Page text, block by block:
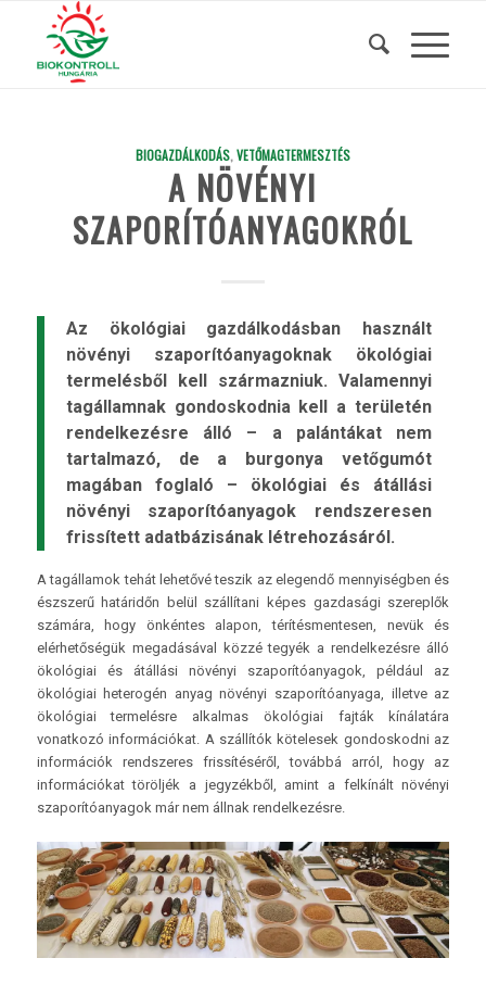
BIOGAZDÁLKODÁS, VETŐMAGTERMESZTÉS
A NÖVÉNYI
SZAPORÍTÓANYAGOKRÓL
Az ökológiai gazdálkodásban használt
növényi szaporítóanyagoknak ökológiai
termelésből kell származniuk. Valamennyi
tagállamnak gondoskodnia kell a területén
rendelkezésre álló – a palántákat nem
tartalmazó, de a burgonya vetőgumót
magában foglaló – ökológiai és átállási
növényi szaporítóanyagok rendszeresen
frissített adatbázisának létrehozásáról.
A tagállamok tehát lehetővé teszik az elegendő mennyiségben és
észszerű határidőn belül szállítani képes gazdasági szereplők
számára, hogy önkéntes alapon, térítésmentesen, nevük és
elérhetőségük megadásával közzé tegyék a rendelkezésre álló
ökológiai és átállási növényi szaporítóanyagok, például az
ökológiai heterogén anyag növényi szaporítóanyaga, illetve az
ökológiai termelésre alkalmas ökológiai fajták kínálatára
vonatkozó információkat. A szállítók kötelesek gondoskodni az
információk rendszeres frissítéséről, továbbá arról, hogy az
információkat töröljék a jegyzékből, amint a felkínált növényi
szaporítóanyagok már nem állnak rendelkezésre.